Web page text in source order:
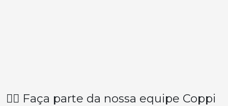
👉🏽 Faça parte da nossa equipe Coppi